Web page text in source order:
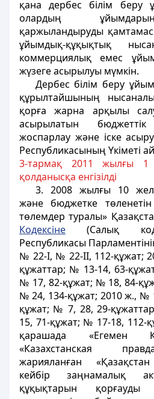
қана дербес білім беру
олардың
қаржыландыруды
ұйымдық-құқықтық
коммерциялық емес
жүзеге асырылуы мүмкін.
Дербес білім беру
құрылтайшының
қорға жарна арқылы
асырылатын бюджеттік
жоспарлау және іске
Республикасының Үкіметі
3-тармақ 2011 жылғы 1
қолданысқа енгізілді
3. 2008 жылғы 10
және бюджетке
төлемдер туралы»
Кодексiне (Салық
Республикасы
№ 22-I, № 22-II, 112-құжат;
құжаттар; № 13-14, 63-
№ 17, 82-құжат; № 18, 84-
№ 24, 134-құжат; 2010 ж., №
құжат; № 7, 28, 29-
15, 71-құжат; № 17-18, 112-
қарашада «Егемен
«Казахстанская
жарияланған
кейбір заңнамалық
құқықтарын